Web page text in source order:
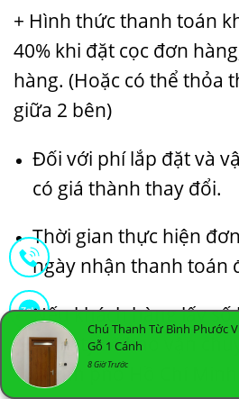
+ Hình thức thanh toán
40% khi đặt cọc đơn
hàng. (Hoặc có thể thỏa
giữa 2 bên)
Đối với phí lắp đặt và
có giá thành thay đổi.
Thời gian thực hiện
ngày nhận thanh toán
Nếu khách hàng lấy
công ty sẽ bao vận
thành phố Hồ Chí Minh
Chú Thanh Từ Bình Phước
Gỗ 1 Cánh
8 Giờ Trước